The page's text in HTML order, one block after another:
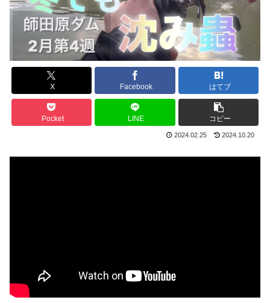
X Facebook はてブ
Pocket LINE コピー
2024.02.25 2024.10.20